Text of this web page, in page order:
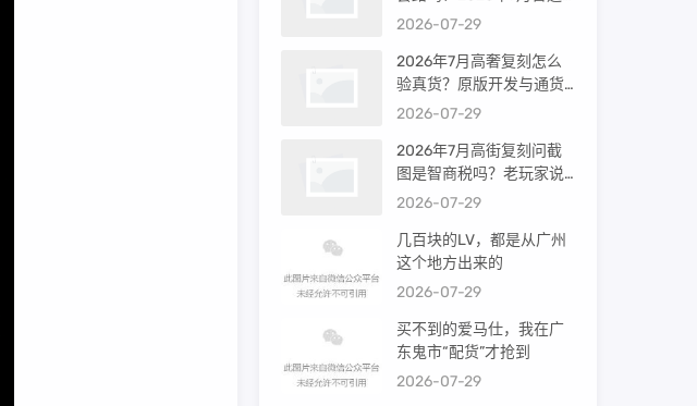
买家能进高端群吗？
2026-07-29
2026年7月高奢复刻怎么
验真货？原版开发与通货
差距到底多大
2026-07-29
2026年7月高街复刻问截
图是智商税吗？老玩家说
出真相
2026-07-29
几百块的LV，都是从广州
这个地方出来的
2026-07-29
买不到的爱马仕，我在广
东鬼市“配货”才抢到
2026-07-29